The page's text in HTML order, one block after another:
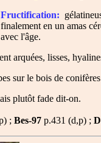
Fructification:
finalement en un amas
avec l'âge.
arquées, lisses,
sur le bois de
plutôt fade dit-on.
; Bes-97 p.431 (d,p) ;